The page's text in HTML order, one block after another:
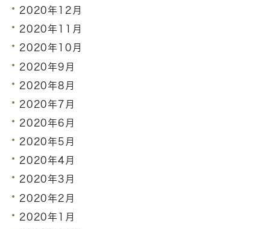
2020年12月
2020年11月
2020年10月
2020年9月
2020年8月
2020年7月
2020年6月
2020年5月
2020年4月
2020年3月
2020年2月
2020年1月